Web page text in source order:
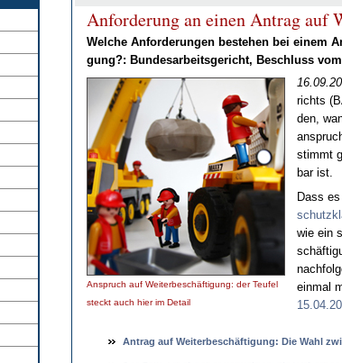
An­for­de­rung an ei­nen An­trag auf
Wel­che An­for­de­run­gen be­ste­hen bei ei­nem
gung?: Bun­des­ar­beits­ge­richt, Be­schluss vom
An­spruch auf Wei­ter­be­schäf­ti­gung: der Teu­fel
steckt auch hier im De­tail
richts
den,
stimmt
bar ist.
Dass
wie ein
ein­mal
An­trag auf Wei­ter­beschäfti­gung: Die Wahl